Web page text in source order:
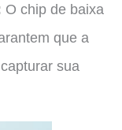
O chip de baixa
que a
sua